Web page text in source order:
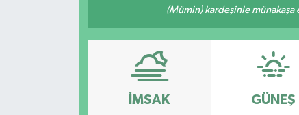
(Mümin) kardeşinle
İMSAK GÜNEŞ